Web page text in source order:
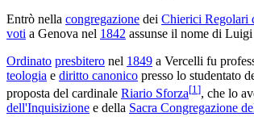
Entrò nella congregazione dei Chierici Regolari
voti a Genova nel 1842 assunse il nome di
Ordinato presbitero nel 1849 a Vercelli fu
teologia e diritto canonico presso lo studentato
proposta del cardinale Riario Sforza[1 ], che lo
dell'Inquisizione e della Sacra Congregazione